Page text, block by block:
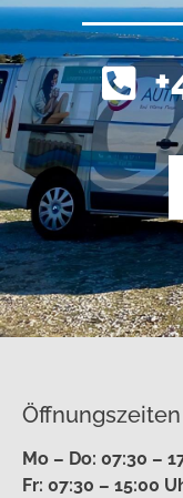
Öffnungszeiten
Mo – Do: 07:30 –
Fr: 07:30 – 15:00